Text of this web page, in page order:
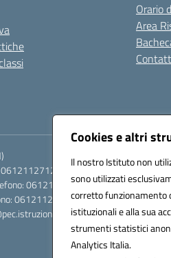
Cookies e altri
Il nostro Istituto non
sono utilizzati
corretto funzionamento
istituzionali e alla sua
strumenti statistici
Analytics Italia.
Orario
Area
06121126825
06121126845